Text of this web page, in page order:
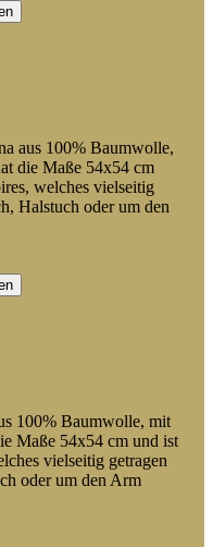
aus 100% Baumwolle,
die Maße 54x54 cm
welches vielseitig
Halstuch oder um den
100% Baumwolle, mit
Maße 54x54 cm und ist
vielseitig getragen
oder um den Arm